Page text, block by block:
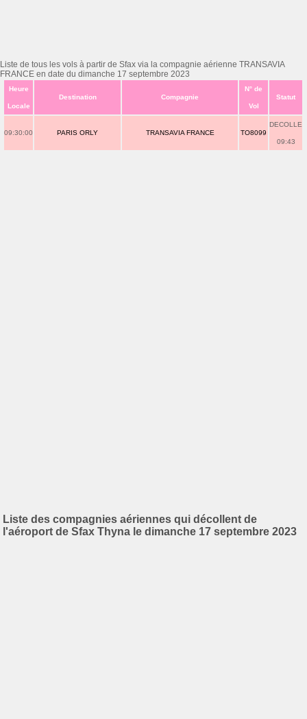
Liste de tous les vols à partir de Sfax via la compagnie aérienne TRANSAVIA
FRANCE en date du dimanche 17 septembre 2023
Heure
Locale
Destination Compagnie
N° de
Vol
Statut
09:30:00 PARIS ORLY TRANSAVIA FRANCE TO8099
DECOLLE
09:43
Liste des compagnies aériennes qui décollent de
l'aéroport de Sfax Thyna le dimanche 17 septembre 2023